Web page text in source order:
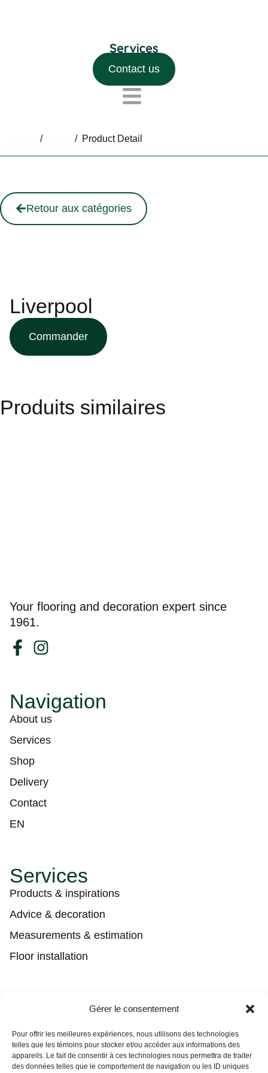
Gérer le consentement
Pour offrir les meilleures expériences, nous utilisons des technologies
telles que les témoins pour stocker et/ou accéder aux informations des
appareils. Le fait de consentir à ces technologies nous permettra de traiter
des données telles que le comportement de navigation ou les ID uniques
Contact us
/ / Product Detail
Retour aux catégories
Liverpool
Commander
Produits similaires
Your flooring and decoration expert since
1961.
Navigation
About us
Services
Shop
Delivery
Contact
EN
Services
Products & inspirations
Advice & decoration
Measurements & estimation
Floor installation
tgl@tapisguylaberge.com